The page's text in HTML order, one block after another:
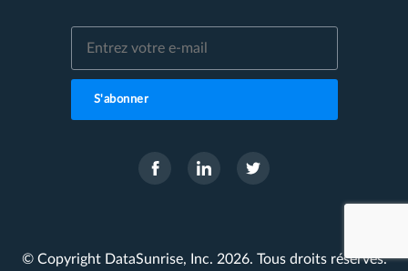
S'abonner
© Copyright DataSunrise, Inc. 2026. Tous droits réservés.